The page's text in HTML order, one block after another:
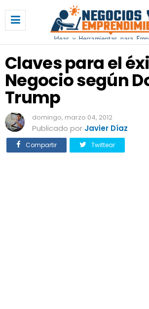
a
v
s
p
a
r
a
e
l
é
x
Claves para el
Negocio según
Trump
domingo, marzo 04, 2012
Publicado por Javier Díaz
Compartir Twittear